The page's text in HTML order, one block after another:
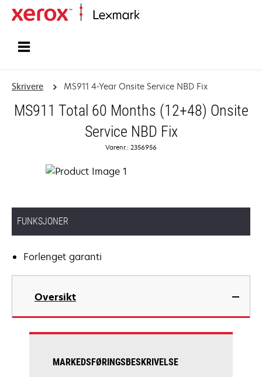
Skrivere MS911 4-Year Onsite Service NBD Fix
MS911 Total 60 Months (12+48) Onsite
Service NBD Fix
Varenr.: 2356956
FUNKSJONER
Forlenget garanti
Oversikt
MARKEDSFØRINGSBESKRIVELSE